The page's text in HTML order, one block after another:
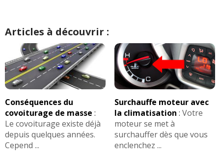
Articles à découvrir :
Conséquences du
covoiturage de masse :
Le covoiturage existe déjà
depuis quelques années.
Cepend ...
Surchauffe moteur avec
la climatisation : Votre
moteur se met à
surchauffer dès que vous
enclenchez ...